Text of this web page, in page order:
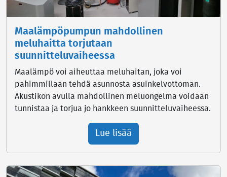
Maalämpöpumpun mahdollinen
meluhaitta torjutaan
suunnitteluvaiheessa
Maalämpö voi aiheuttaa meluhaitan, joka voi
pahimmillaan tehdä asunnosta asuinkelvottoman.
Akustikon avulla mahdollinen meluongelma voidaan
tunnistaa ja torjua jo hankkeen suunnitteluvaiheessa.
Lue lisää